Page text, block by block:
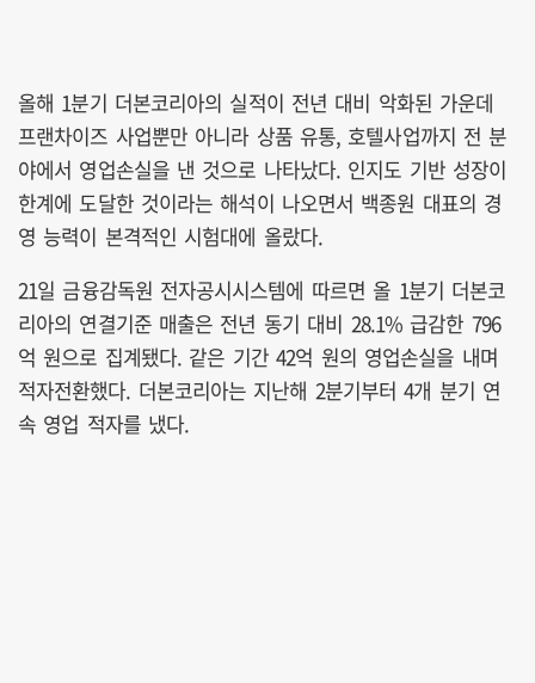
올해 1분기 더본코리아의 실적이 전년 대비 악화된 가운데
프랜차이즈 사업뿐만 아니라 상품 유통, 호텔사업까지 전 분
야에서 영업손실을 낸 것으로 나타났다. 인지도 기반 성장이
한계에 도달한 것이라는 해석이 나오면서 백종원 대표의 경
영 능력이 본격적인 시험대에 올랐다.
21일 금융감독원 전자공시시스템에 따르면 올 1분기 더본코
리아의 연결기준 매출은 전년 동기 대비 28.1% 급감한 796
억 원으로 집계됐다. 같은 기간 42억 원의 영업손실을 내며
적자전환했다. 더본코리아는 지난해 2분기부터 4개 분기 연
속 영업 적자를 냈다.